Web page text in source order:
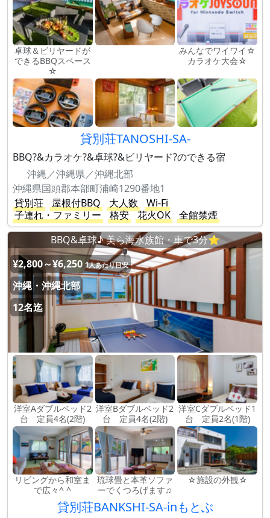
卓球＆ビリヤードが
できるBBQスペース
☆
みんなでワイワイ☆
カラオケ大会☆
貸別荘TANOSHI-SA-
BBQ?&カラオケ?&卓球?&ビリヤード?のできる宿
沖縄／沖縄県／沖縄北部
沖縄県国頭郡本部町浦崎1290番地1
貸別荘
屋根付BBQ 大人数
Wi-Fi
子連れ・ファミリー
格安 花火OK
全館禁煙
BBQ&卓球♪ 美ら海水族館・車で3分⭐︎
¥2,800～¥6,250 1人あたり目安
沖縄・沖縄北部
12名迄
洋室Aダブルベッド2
台 定員4名(2階)
洋室Bダブルベッド2
台 定員4名(2階)
洋室Cダブルベッド1
台 定員2名(1階)
リビングから和室ま
で広々^ ^
琉球畳と本革ソファ
ーでくつろげます♫
☆施設の外観☆
貸別荘BANKSHI-SA-inもとぶ